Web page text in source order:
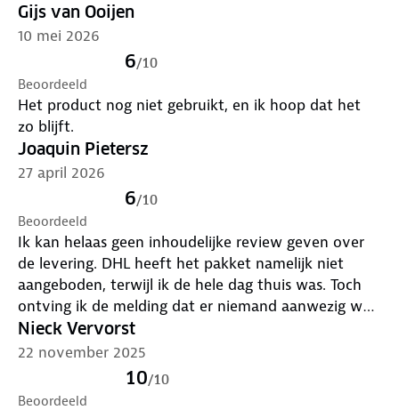
Gijs van Ooijen
10 mei 2026
6/10
Beoordeeld
Het product nog niet gebruikt, en ik hoop dat het
zo blijft.
Joaquin Pietersz
27 april 2026
6/10
Beoordeeld
Ik kan helaas geen inhoudelijke review geven over
de levering. DHL heeft het pakket namelijk niet
aangeboden, terwijl ik de hele dag thuis was. Toch
ontving ik de melding dat er niemand aanwezig was.
Dat klopt niet. Ik heb betaald voor thuisbezorging,
maar deze is niet uitgevoerd. Zowel ik als mijn buren
beschikken over beveiligingscamera’s en daarop is
geen DHL-bezorger te zien geweest. Ik heb
Nieck Vervorst
22 november 2025
10/10
Beoordeeld